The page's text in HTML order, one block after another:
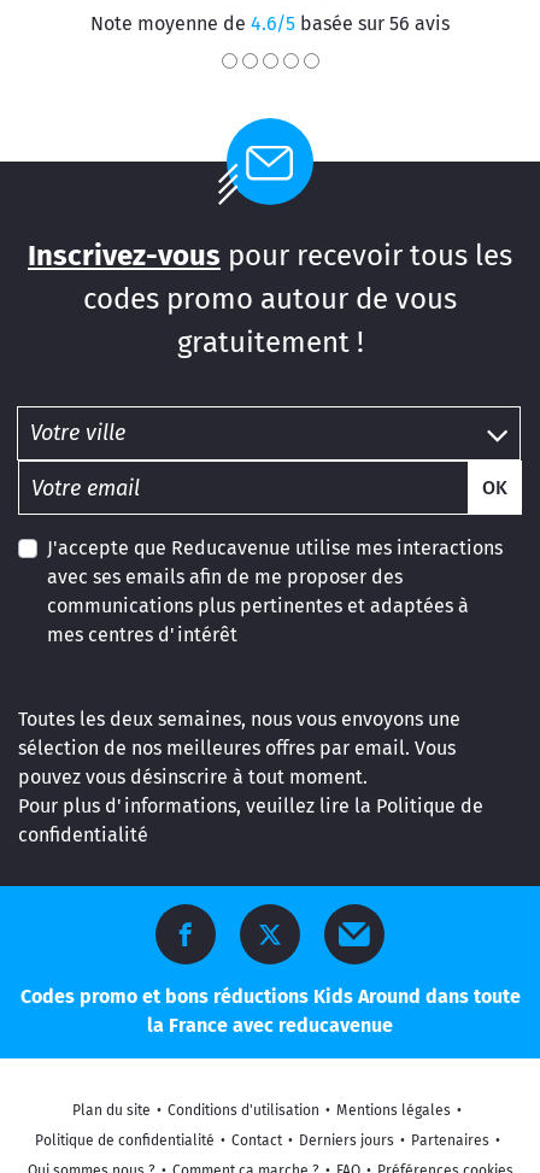
Note moyenne de 4.6/5 basée sur 56 avis
Inscrivez-vous pour recevoir tous les
codes promo autour de vous
gratuitement !
OK
J'accepte que Reducavenue utilise mes interactions
avec ses emails afin de me proposer des
communications plus pertinentes et adaptées à
mes centres d'intérêt
Toutes les deux semaines, nous vous envoyons une
sélection de nos meilleures offres par email. Vous
pouvez vous désinscrire à tout moment.
Pour plus d'informations, veuillez lire la Politique de
confidentialité
Codes promo et bons réductions Kids Around dans toute
la France avec reducavenue
Plan du site • Conditions d'utilisation • Mentions légales •
Politique de confidentialité • Contact • Derniers jours • Partenaires •